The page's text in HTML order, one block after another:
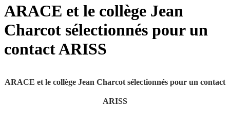
ARACE et le collège Jean
Charcot sélectionnés pour un
contact ARISS
ARACE et le collège Jean Charcot sélectionnés pour un contact
ARISS